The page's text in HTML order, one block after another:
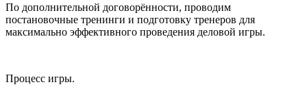
По дополнительной договорённости, проводим
постановочные тренинги и подготовку тренеров для
максимально эффективного проведения деловой игры.
Процесс игры.